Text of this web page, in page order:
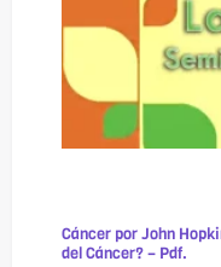
Cáncer por John
del Cáncer? – Pdf.